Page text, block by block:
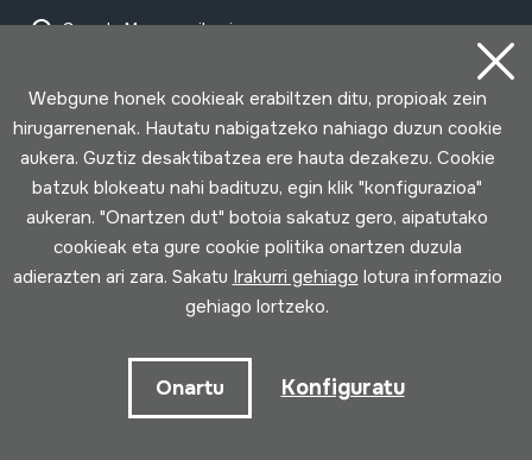
Google Maps-en ikusi
FacebookYoutubeIssuu VimeoFlickr SoundCloud
Harremanetan jarri
Ordutegia
Webgune honek cookieak erabiltzen ditu, propioak zein
hirugarrenenak. Hautatu nabigatzeko nahiago duzun cookie
aukera. Guztiz desaktibatzea ere hauta dezakezu. Cookie
batzuk blokeatu nahi badituzu, egin klik "konfigurazioa"
aukeran. "Onartzen dut" botoia sakatuz gero, aipatutako
cookieak eta gure cookie politika onartzen duzula
adierazten ari zara. Sakatu Irakurri gehiago lotura informazio
gehiago lortzeko.
Onartu Konfiguratu